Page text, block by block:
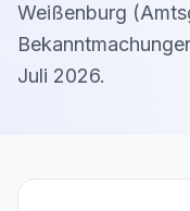
Weißenburg (
Bekanntmachung
Juli 2026.